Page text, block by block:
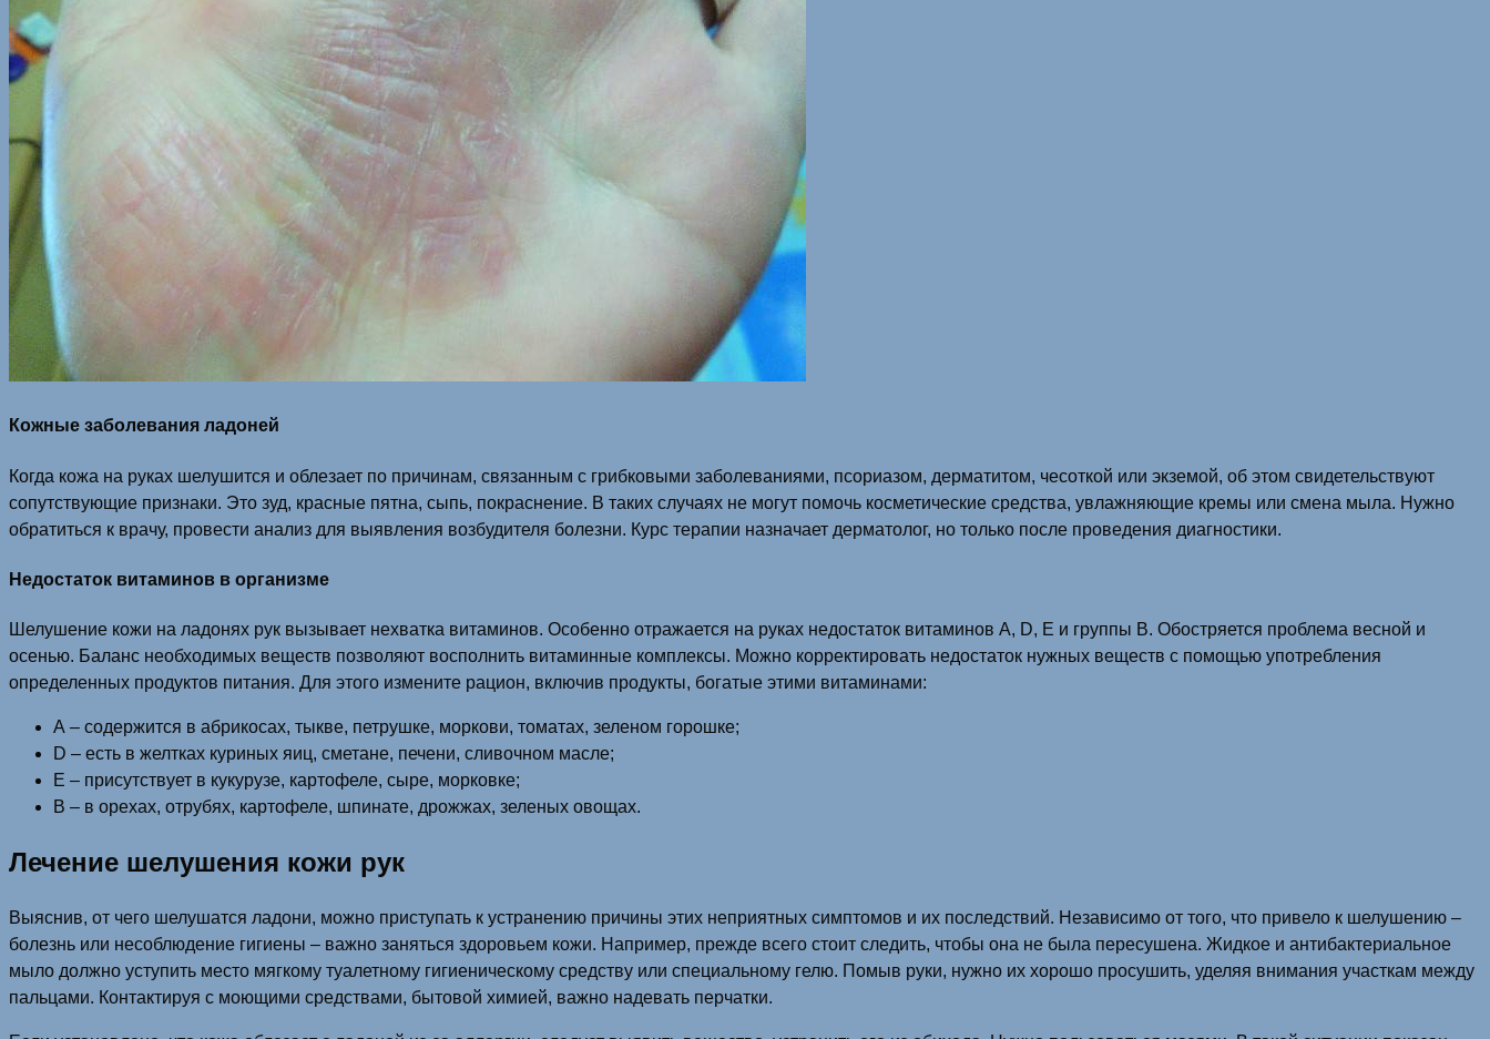
Кожные заболевания ладоней
Когда кожа на руках шелушится и облезает по причинам, связанным с грибковыми заболеваниями, псориазом, дерматитом, чесоткой или экземой, об этом свидетельствуют
сопутствующие признаки. Это зуд, красные пятна, сыпь, покраснение. В таких случаях не могут помочь косметические средства, увлажняющие кремы или смена мыла. Нужно
обратиться к врачу, провести анализ для выявления возбудителя болезни. Курс терапии назначает дерматолог, но только после проведения диагностики.
Недостаток витаминов в организме
Шелушение кожи на ладонях рук вызывает нехватка витаминов. Особенно отражается на руках недостаток витаминов А, D, Е и группы B. Обостряется проблема весной и
осенью. Баланс необходимых веществ позволяют восполнить витаминные комплексы. Можно корректировать недостаток нужных веществ с помощью употребления
определенных продуктов питания. Для этого измените рацион, включив продукты, богатые этими витаминами:
А – содержится в абрикосах, тыкве, петрушке, моркови, томатах, зеленом горошке;
D – есть в желтках куриных яиц, сметане, печени, сливочном масле;
Е – присутствует в кукурузе, картофеле, сыре, морковке;
В – в орехах, отрубях, картофеле, шпинате, дрожжах, зеленых овощах.
Лечение шелушения кожи рук
Выяснив, от чего шелушатся ладони, можно приступать к устранению причины этих неприятных симптомов и их последствий. Независимо от того, что привело к шелушению –
болезнь или несоблюдение гигиены – важно заняться здоровьем кожи. Например, прежде всего стоит следить, чтобы она не была пересушена. Жидкое и антибактериальное
мыло должно уступить место мягкому туалетному гигиеническому средству или специальному гелю. Помыв руки, нужно их хорошо просушить, уделяя внимания участкам между
пальцами. Контактируя с моющими средствами, бытовой химией, важно надевать перчатки.